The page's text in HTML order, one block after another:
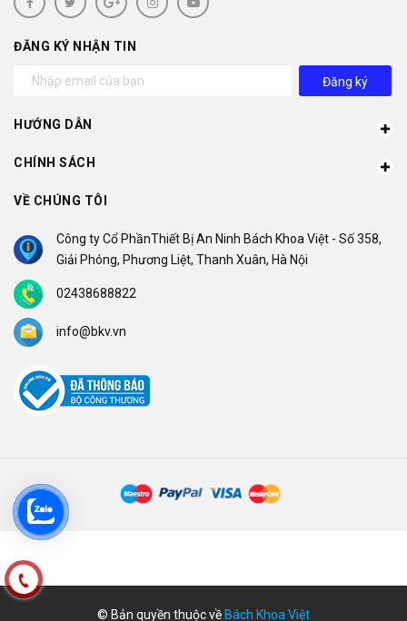
ĐĂNG KÝ NHẬN TIN
Đăng ký
HƯỚNG DẪN
CHÍNH SÁCH
VỀ CHÚNG TÔI
Công ty Cổ PhầnThiết Bị An Ninh Bách Khoa Việt - Số 358,
Giải Phóng, Phương Liệt, Thanh Xuân, Hà Nội
02438688822
info@bkv.vn
© Bản quyền thuộc về Bách Khoa Việt